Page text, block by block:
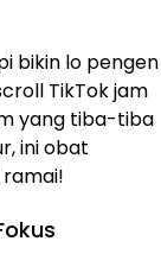
bikin lo pengen
TikTok jam
yang tiba-tiba
ini obat